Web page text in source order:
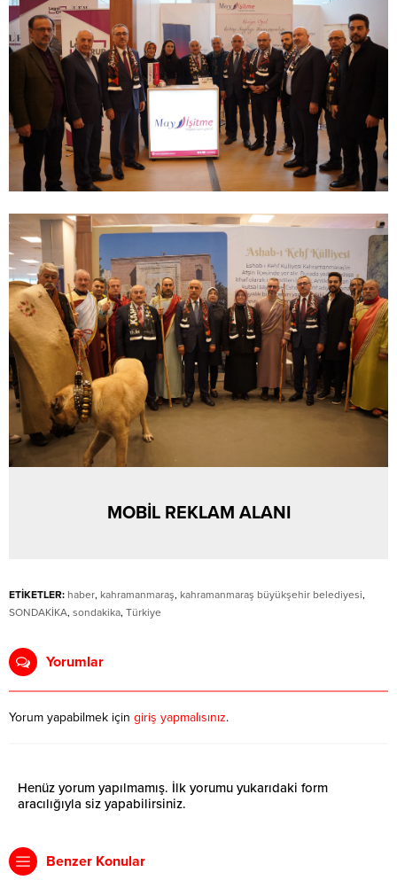
MOBİL REKLAM ALANI
ETİKETLER: haber, kahramanmaraş, kahramanmaraş büyükşehir belediyesi,
SONDAKİKA, sondakika, Türkiye
Yorumlar
Yorum yapabilmek için giriş yapmalısınız.
Henüz yorum yapılmamış. İlk yorumu yukarıdaki form
aracılığıyla siz yapabilirsiniz.
Benzer Konular